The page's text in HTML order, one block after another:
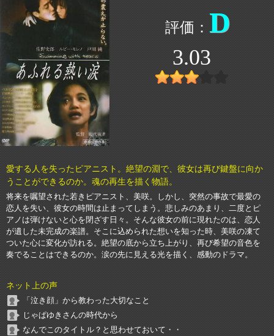
D
3.03
愛する人を失ったピアニスト。絶望の淵で、彼女は再び鍵盤に向か
うことができるのか。魂の再生を描く物語。
将来を嘱望された若きピアニスト、美咲。しかし、突然の事故で最愛の
恋人を失い、彼女の時間は止まってしまう。悲しみのあまり、二度とピ
アノは弾けないと心を閉ざす日々。そんな彼女の前に現れたのは、恋人
が遺した未完成の楽譜。そこに込められた想いを知った時、美咲の凍て
ついた心に変化が訪れる。絶望の底から立ち上がり、再び希望の音色を
奏でることはできるのか。涙の先に見える光を描く、感動のドラマ。
ネット上の声
「泣き顔」から教わった大切なこと
じゃぱゆきさんの時代から
なんでこのタイトル？と思わせておいて・・